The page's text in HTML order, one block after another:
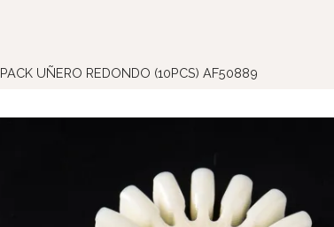
PACK UÑERO REDONDO (10PCS) AF50889